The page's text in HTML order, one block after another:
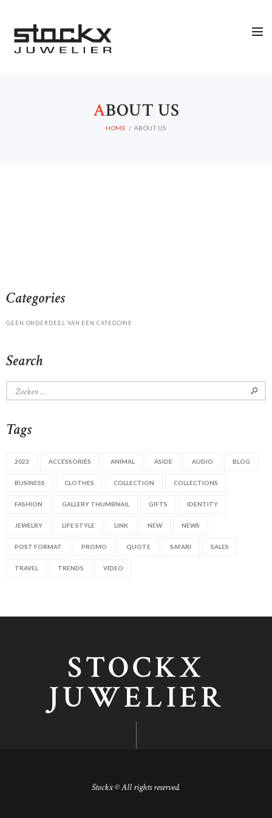
ABOUT US
HOME ABOUT US
Categories
GEEN ONDERDEEL VAN EEN CATEGORIE
Search
Zoeken
naar:
Tags
2023 ACCESSORIES ANIMAL ASIDE AUDIO BLOG
BUSINESS CLOTHES COLLECTION COLLECTIONS
FASHION GALLERY THUMBNAIL GIFTS IDENTITY
JEWELRY LIFE STYLE LINK NEW NEWS
POST FORMAT PROMO QUOTE SAFARI SALES
TRAVEL TRENDS VIDEO
STOCKX
JUWELIER
Stockx © All rights reserved.